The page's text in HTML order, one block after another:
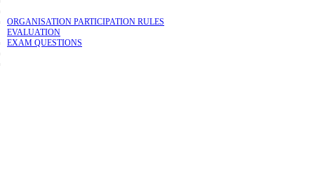
ORGANISATION PARTICIPATION RULES
EVALUATION
EXAM QUESTIONS